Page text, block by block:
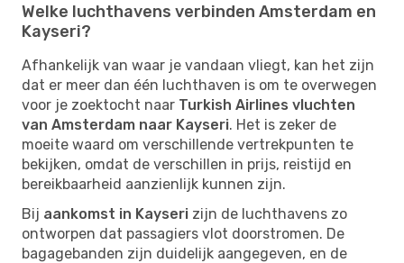
Welke luchthavens verbinden Amsterdam en
Kayseri?
Afhankelijk van waar je vandaan vliegt, kan het zijn
dat er meer dan één luchthaven is om te overwegen
voor je zoektocht naar Turkish Airlines vluchten
van Amsterdam naar Kayseri. Het is zeker de
moeite waard om verschillende vertrekpunten te
bekijken, omdat de verschillen in prijs, reistijd en
bereikbaarheid aanzienlijk kunnen zijn.
Bij aankomst in Kayseri zijn de luchthavens zo
ontworpen dat passagiers vlot doorstromen. De
bagagebanden zijn duidelijk aangegeven, en de